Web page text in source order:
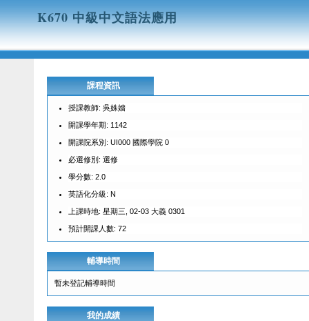
K670 中級中文語法應用
課程資訊
授課教師: 吳姝嬙
開課學年期: 1142
開課院系別: UI000 國際學院 0
必選修別: 選修
學分數: 2.0
英語化分級: N
上課時地: 星期三, 02-03 大義 0301
預計開課人數: 72
輔導時間
暫未登記輔導時間
我的成績